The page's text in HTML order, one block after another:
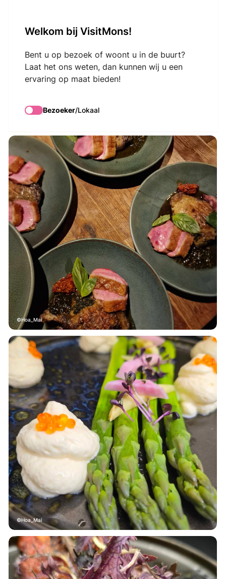
Welkom bij VisitMons!
Bent u op bezoek of woont u in de buurt?
Laat het ons weten, dan kunnen wij u een
ervaring op maat bieden!
Bezoeker/Lokaal
Hoa Mai
Hoa_Mai
Hoa_Mai